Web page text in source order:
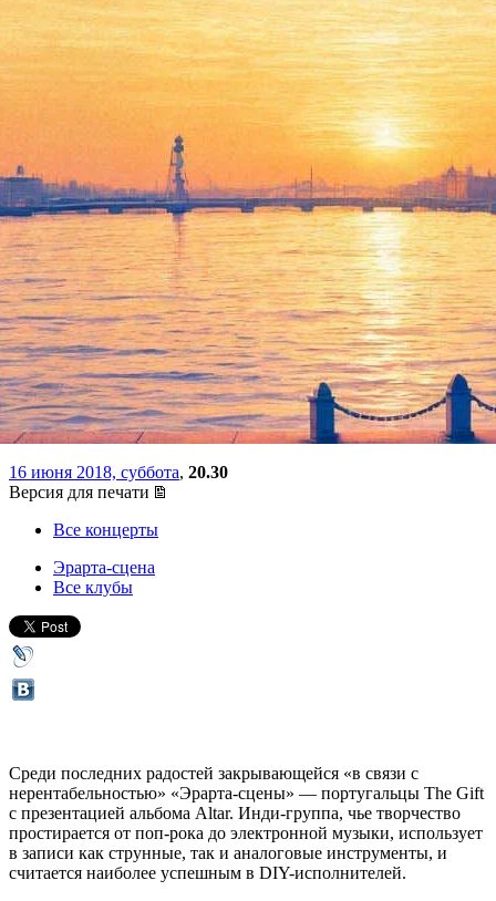
Музыканты из
португальского Алкобаса
проявят себя на
петербургской сцене
16 июня 2018, суббота, 20.30
Версия для печати
Все концерты
Эрарта-сцена
Все клубы
Среди последних радостей закрывающейся «в связи с
нерентабельностью» «Эрарта-сцены» — португальцы The Gift
с презентацией альбома Altar. Инди-группа, чье творчество
простирается от поп-рока до электронной музыки, использует
в записи как струнные, так и аналоговые инструменты, и
считается наиболее успешным в DIY-исполнителей.